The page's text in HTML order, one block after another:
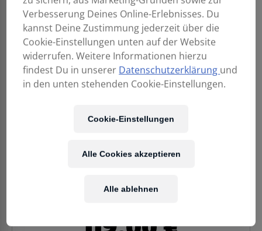
Verbesserung Deines Online-Erlebnisses. Du
kannst Deine Zustimmung jederzeit über die
Cookie-Einstellungen unten auf der Website
widerrufen. Weitere Informationen hierzu
findest Du in unserer Datenschutzerklärung und
in den unten stehenden Cookie-Einstellungen.
Cookie-Einstellungen
Alle ablehnen
Alle Cookies akzeptieren